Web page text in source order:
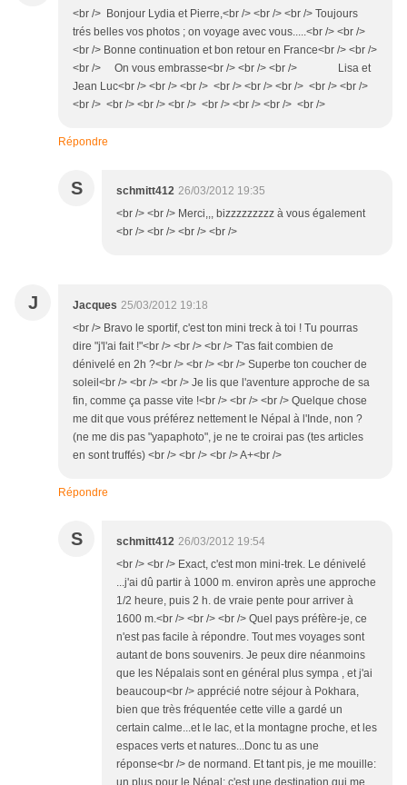
<br /> Bonjour Lydia et Pierre,<br /> <br /> <br /> Toujours
trés belles vos photos ; on voyage avec vous.....<br /> <br />
<br /> Bonne continuation et bon retour en France<br /> <br />
<br /> On vous embrasse<br /> <br /> <br /> Lisa et
Jean Luc<br /> <br /> <br /> <br /> <br /> <br /> <br /> <br />
<br /> <br /> <br /> <br /> <br /> <br /> <br /> <br />
Répondre
S schmitt412 26/03/2012 19:35
<br /> <br /> Merci,,, bizzzzzzzzz à vous également
<br /> <br /> <br /> <br />
J Jacques 25/03/2012 19:18
<br /> Bravo le sportif, c'est ton mini treck à toi ! Tu pourras
dire "j'l'ai fait !"<br /> <br /> <br /> T'as fait combien de
dénivelé en 2h ?<br /> <br /> <br /> Superbe ton coucher de
soleil<br /> <br /> <br /> Je lis que l'aventure approche de sa
fin, comme ça passe vite !<br /> <br /> <br /> Quelque chose
me dit que vous préférez nettement le Népal à l'Inde, non ?
(ne me dis pas "yapaphoto", je ne te croirai pas (tes articles
en sont truffés) <br /> <br /> <br /> A+<br />
Répondre
S schmitt412 26/03/2012 19:54
<br /> <br /> Exact, c'est mon mini-trek. Le dénivelé
...j'ai dû partir à 1000 m. environ après une approche
1/2 heure, puis 2 h. de vraie pente pour arriver à
1600 m.<br /> <br /> <br /> Quel pays préfère-je, ce
n'est pas facile à répondre. Tout mes voyages sont
autant de bons souvenirs. Je peux dire néanmoins
que les Népalais sont en général plus sympa , et j'ai
beaucoup<br /> apprécié notre séjour à Pokhara,
bien que très fréquentée cette ville a gardé un
certain calme...et le lac, et la montagne proche, et les
espaces verts et natures...Donc tu as une
réponse<br /> de normand. Et tant pis, je me mouille:
un plus pour le Népal; c'est une destination qui me